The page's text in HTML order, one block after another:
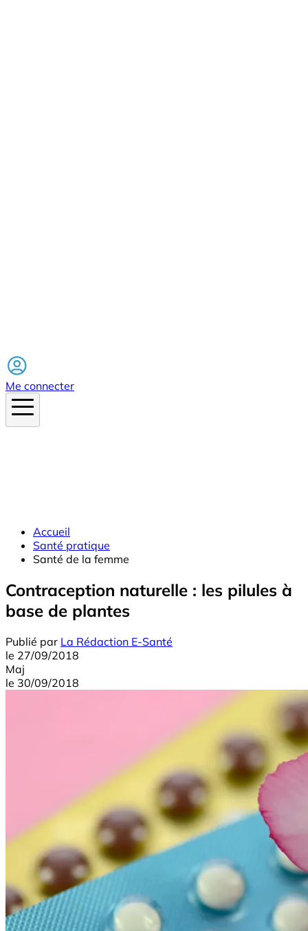
Me connecter
Accueil
Santé pratique
Santé de la femme
Contraception naturelle : les pilules à
base de plantes
Publié par La Rédaction E-Santé
le 27/09/2018
Maj
le 30/09/2018